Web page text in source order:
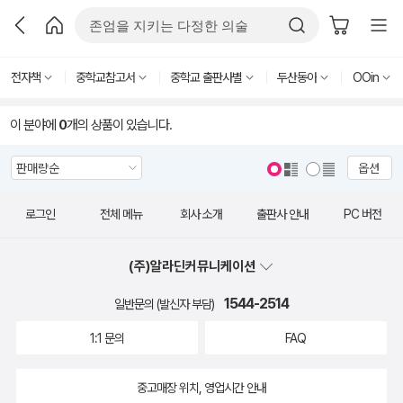
전자책 중학교참고서 중학교 출판사별 두산동아 OOin
이 분야에 0개의 상품이 있습니다.
옵션
로그인 전체 메뉴 회사 소개 출판사 안내 PC 버전
(주)알라딘커뮤니케이션
일반문의 (발신자 부담) 1544-2514
1:1 문의 FAQ
중고매장 위치, 영업시간 안내